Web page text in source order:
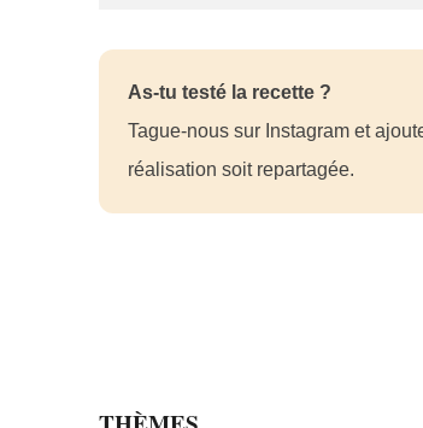
As-tu testé la recette ?
Tague-nous sur Instagram et
réalisation soit repartagée.